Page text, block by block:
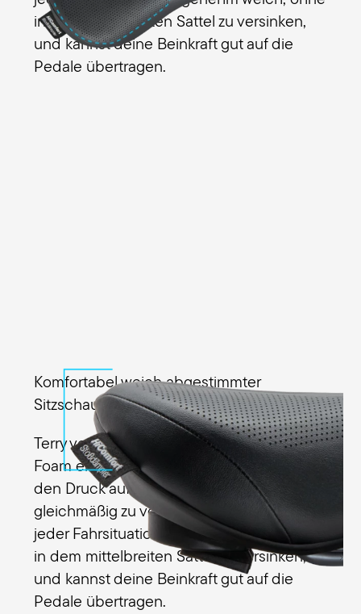
in dem mittelbreiten Sattel zu versinken,
und kannst deine Beinkraft gut auf die
Pedale übertragen.
Komfortabel weich abgestimmter
Sitzschaum
Terry verwendet im Fisio Gel Men mit Ergo
Foam ein spezielles Schaumpolster, um
den Druck auf die Sitzknochen
gleichmäßig zu verteilen. So sitzt du in
jeder Fahrsituation angenehm weich, ohne
in dem mittelbreiten Sattel zu versinken,
und kannst deine Beinkraft gut auf die
Pedale übertragen.